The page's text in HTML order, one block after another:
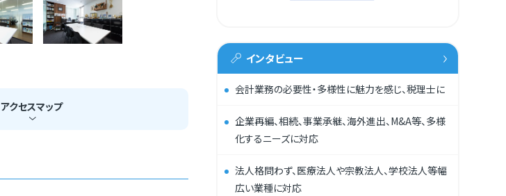
アクセスマップ
インタビュー
会計業務の必要性・多様性に魅力を感じ、税理士に
企業再編、相続、事業承継、海外進出、M&A等、多様
化するニーズに対応
法人格問わず、医療法人や宗教法人、学校法人等幅
広い業種に対応